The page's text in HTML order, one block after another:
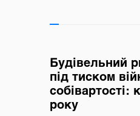
Будівельний
під тиском
собівартості:
року